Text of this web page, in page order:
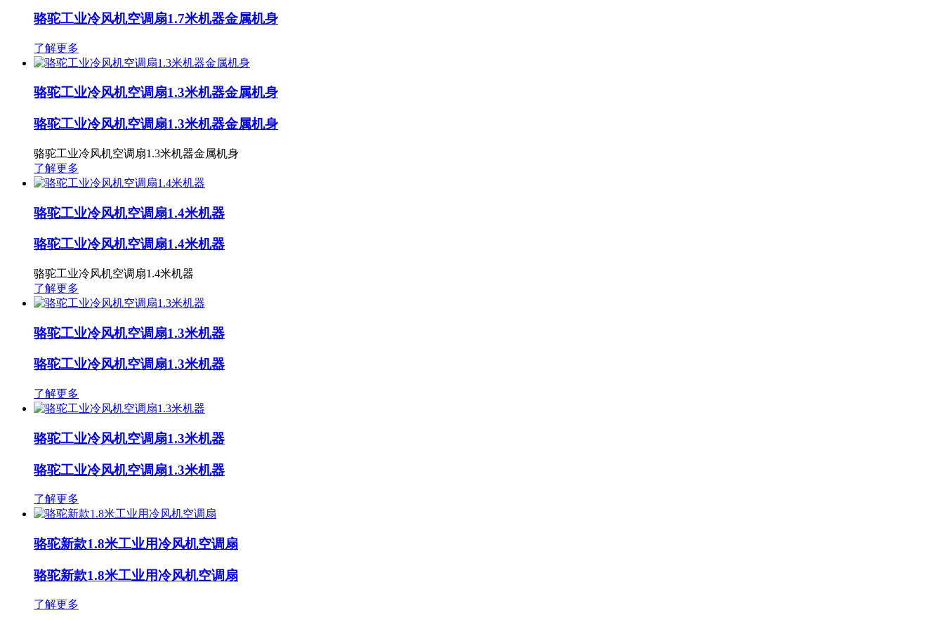
骆驼工业冷风机空调扇1.7米机器金属机身
了解更多
骆驼工业冷风机空调扇1.3米机器金属机身
骆驼工业冷风机空调扇1.3米机器金属机身
骆驼工业冷风机空调扇1.3米机器金属机身
了解更多
骆驼工业冷风机空调扇1.4米机器
骆驼工业冷风机空调扇1.4米机器
骆驼工业冷风机空调扇1.4米机器
了解更多
骆驼工业冷风机空调扇1.3米机器
骆驼工业冷风机空调扇1.3米机器
了解更多
骆驼工业冷风机空调扇1.3米机器
骆驼工业冷风机空调扇1.3米机器
了解更多
骆驼新款1.8米工业用冷风机空调扇
骆驼新款1.8米工业用冷风机空调扇
了解更多